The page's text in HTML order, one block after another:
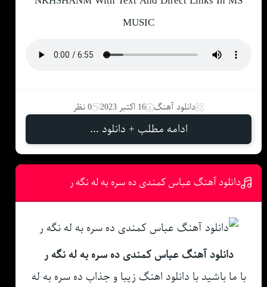
MUSIC
دانلود آهنگ 16 اکتبر 2023 0 نظر
ادامه مطلب + دانلود ...
دانلود آهنگ عباس کمندی ده سره به له نگه ر
دانلود آهنگ عباس کمندی ده سره به له نگه ر
با ما باشید با دانلود اهنگ زیبا و جذاب ده سره به له